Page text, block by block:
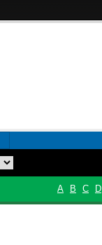
A B C D